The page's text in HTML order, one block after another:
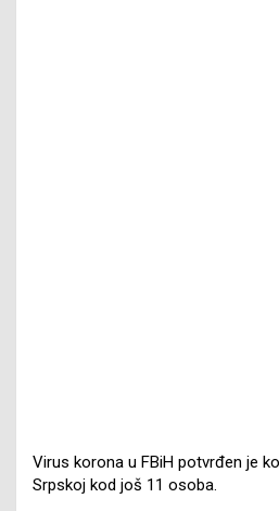
Virus korona u FBiH potvrđen je
Srpskoj kod još 11 osoba.